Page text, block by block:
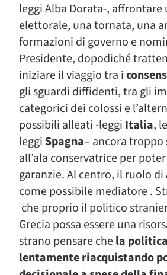
leggi Alba Dorata-, affrontare
elettorale, una tornata, una
formazioni di governo e
Presidente, dopodiché
iniziare il viaggio tra i
gli sguardi diffidenti, tra gli
categorici dei colossi e
possibili alleati -leggi Italia,
leggi Spagna– ancora troppo
all’ala conservatrice per
garanzie. Al centro, il ruolo di
come possibile mediatore .
che proprio il politico
Grecia possa essere una
strano pensare chela
lentamente riacquistando